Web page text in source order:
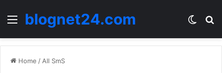
Menublognet24.com
Home / All SmS